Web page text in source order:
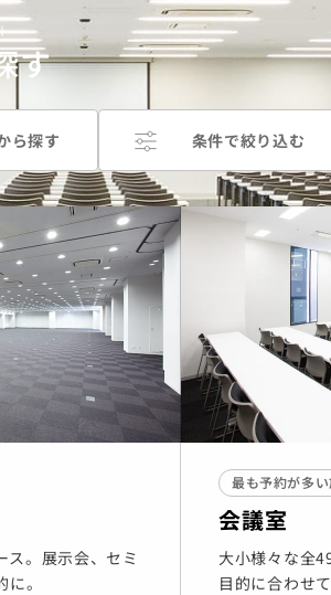
す
ら探す 条件で絞り込む
ス。展示会、セミ
。
最も予約が多
会議室
大小様々な全
目的に合わせ